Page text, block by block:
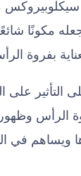
مكونًا
بفروة
التأثير على
الرأس وظهور
ويساهم في